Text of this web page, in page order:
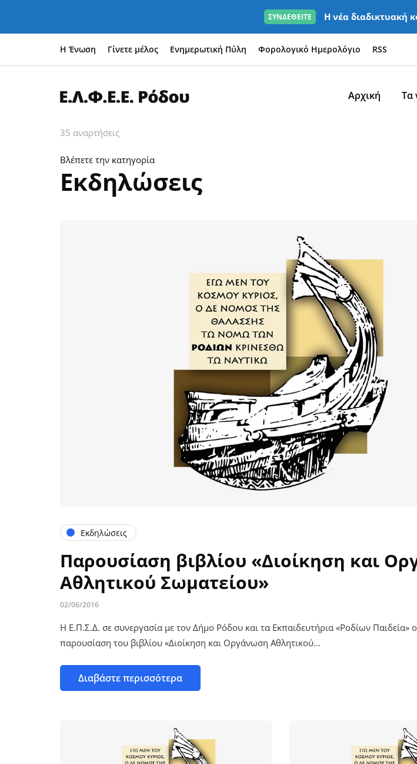
ΣΥΝΔΕΘΕΙΤΕ Η νέα διαδικτυακή
Η Ένωση Γίνετε μέλος Ενημερωτική Πύλη Φορολογικό Ημερολόγιο RSS
Αρχική Τα
35 αναρτήσεις
Βλέπετε την κατηγορία
Εκδηλώσεις
Εκδηλώσεις
Παρουσίαση βιβλίου «Διοίκηση και
Αθλητικού Σωματείου»
02/06/2016
Η Ε.Π.Σ.Δ. σε συνεργασία με τον Δήμο Ρόδου και τα Εκπαιδευτήρια «Ροδίων Παιδεία»
παρουσίαση του βιβλίου «Διοίκηση και Οργάνωση Αθλητικού…
Διαβάστε περισσότερα